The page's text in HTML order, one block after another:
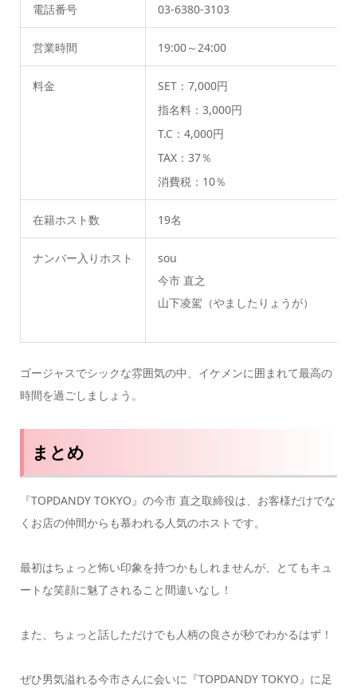
電話番号 03-6380-3103
営業時間 19:00～24:00
料金
SET：7,000円
指名料：3,000円
T.C：4,000円
TAX：37％
消費税：10％
在籍ホスト数 19名
ナンバー入りホスト
sou
今市 直之
山下凌駕（やましたりょうが）
ゴージャスでシックな雰囲気の中、イケメンに囲まれて最高の
時間を過ごしましょう。
まとめ
『TOPDANDY TOKYO』の今市 直之取締役は、お客様だけでな
くお店の仲間からも慕われる人気のホストです。
最初はちょっと怖い印象を持つかもしれませんが、とてもキュ
ートな笑顔に魅了されること間違いなし！
また、ちょっと話しただけでも人柄の良さが秒でわかるはず！
ぜひ男気溢れる今市さんに会いに『TOPDANDY TOKYO』に足